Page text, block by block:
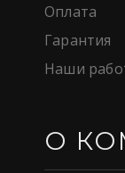
Оплата
Гарантия
Наши
О